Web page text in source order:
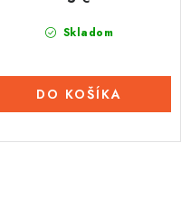
Skladom
DO KOŠÍKA